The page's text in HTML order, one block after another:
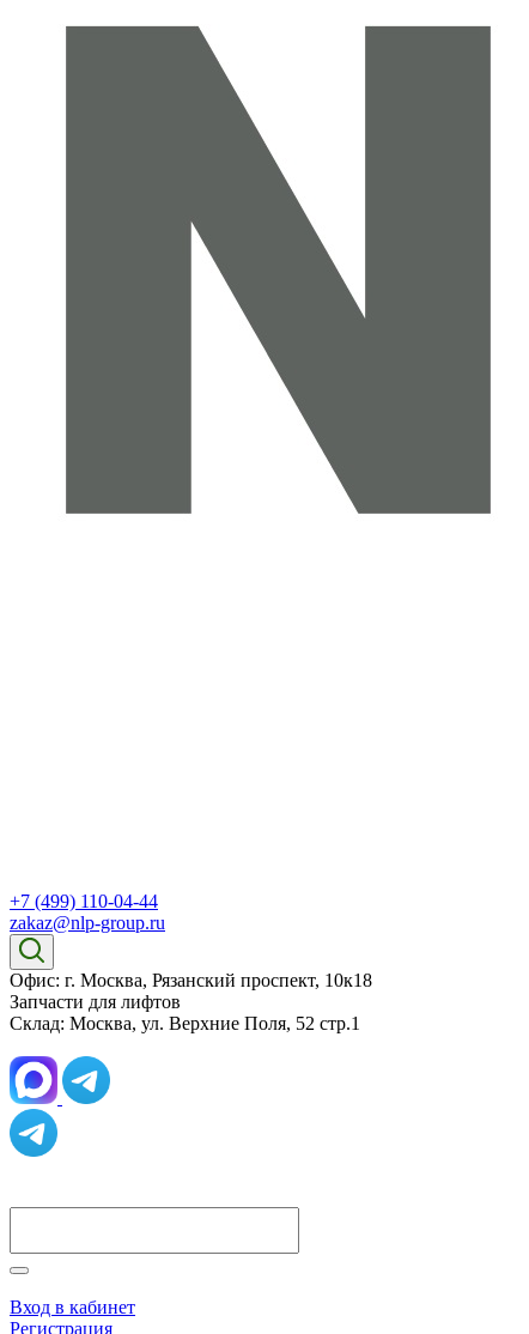
+7 (499) 110-04-44
zakaz@nlp-group.ru
Офис: г. Москва, Рязанский проспект, 10к18
Запчасти для лифтов
Склад: Москва, ул. Верхние Поля, 52 стр.1
Вход в кабинет
Регистрация